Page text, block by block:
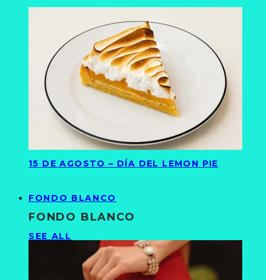
15 DE AGOSTO – DÍA DEL LEMON PIE
FONDO BLANCO
FONDO BLANCO
SEE ALL